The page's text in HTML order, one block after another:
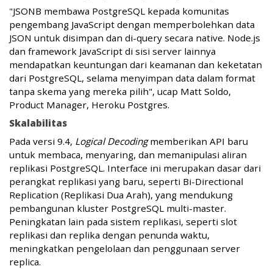
"JSONB membawa PostgreSQL kepada komunitas
pengembang JavaScript dengan memperbolehkan data
JSON untuk disimpan dan di-query secara native. Node.js
dan framework JavaScript di sisi server lainnya
mendapatkan keuntungan dari keamanan dan keketatan
dari PostgreSQL, selama menyimpan data dalam format
tanpa skema yang mereka pilih", ucap Matt Soldo,
Product Manager, Heroku Postgres.
Skalabilitas
Pada versi 9.4, Logical Decodingmemberikan API baru
untuk membaca, menyaring, dan memanipulasi aliran
replikasi PostgreSQL. Interface ini merupakan dasar dari
perangkat replikasi yang baru, seperti Bi-Directional
Replication (Replikasi Dua Arah), yang mendukung
pembangunan kluster PostgreSQL multi-master.
Peningkatan lain pada sistem replikasi, seperti slot
replikasi dan replika dengan penunda waktu,
meningkatkan pengelolaan dan penggunaan server
replica.